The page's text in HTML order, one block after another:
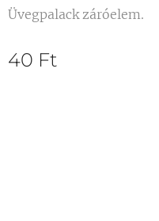
Üvegpalack záróelem.
40 Ft